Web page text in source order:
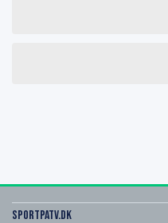
SportPaTV.dk